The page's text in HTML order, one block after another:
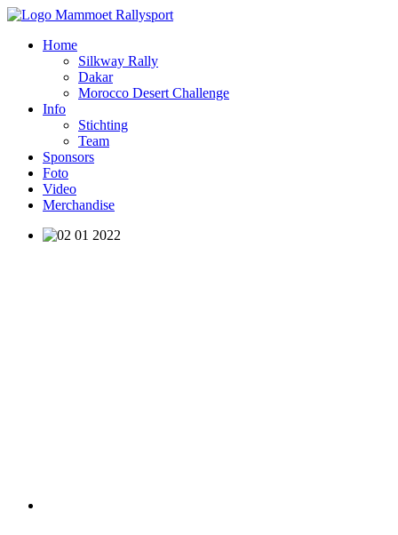
Home
Silkway Rally
Dakar
Morocco Desert Challenge
Info
Stichting
Team
Sponsors
Foto
Video
Merchandise